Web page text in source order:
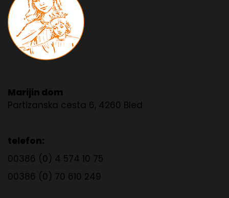
Marijin dom
Partizanska cesta 6, 4260 Bled
telefon:
00386 (0) 4 574 10 75
00386 (0) 70 610 249